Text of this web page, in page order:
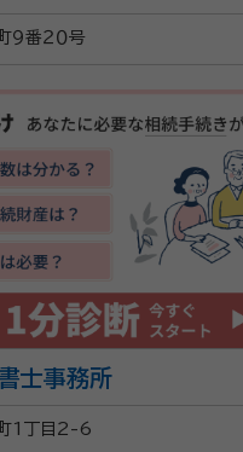
すい説明ときめ細やかな対
します。お困りのことがご
地建物取引士
９番２０号
士事務所
1丁目2-6